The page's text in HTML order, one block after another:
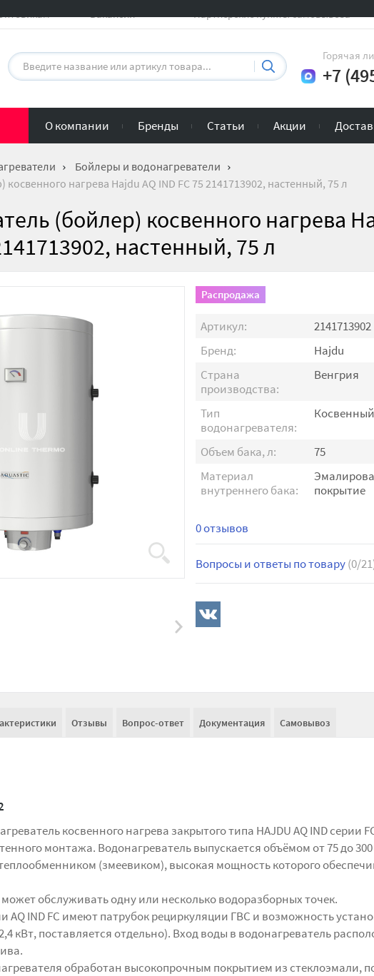
Вакансии Партнерские пункты самовывоза
Горячая
+7
О компании Бренды Статьи Акции
Бойлеры и водонагреватели
нагрева Hajdu AQ IND FC 75 2141713902, настенный, 75 л
(бойлер) косвенного нагрева
настенный, 75 л
Распродажа
Артикул:
2141713902
Бренд:
Hajdu
Страна
производства:
Венгрия
Тип
водонагревателя:
Косвенный
Объем бака, л:
75
Материал
внутреннего бака:
покрытие
0 отзывов
Вопросы и ответы по товару(0/
Отзывы Вопрос-ответ Документация Самовывоз
косвенного нагрева закрытого типа HAJDU AQ IND серии
монтажа. Водонагреватель выпускается объёмом от 75 до 300
(змеевиком), высокая мощность которого
обслуживать одну или несколько водоразборных точек.
AQ IND FC имеют патрубок рециркуляции ГВС и возможность
кВт, поставляется отдельно). Вход воды в водонагреватель
обработан высокопрочным покрытием из стеклоэмали,